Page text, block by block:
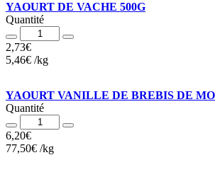
YAOURT DE VACHE 500G
QuantitéQuantité
2,73€
5,46€ /kg
YAOURT VANILLE DE BREBIS DE
QuantitéQuantité
6,20€
77,50€ /kg